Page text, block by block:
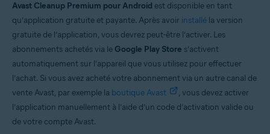
Windows, macOS et Android
Avast Cleanup Premium pour Android est disponible en tant
qu’application gratuite et payante. Après avoir installé la version
gratuite de l’application, vous devrez peut-être l’activer. Les
abonnements achetés via le Google Play Store s’activent
automatiquement sur l’appareil que vous utilisez pour effectuer
l’achat. Si vous avez acheté votre abonnement via un autre canal de
vente Avast, par exemple la boutique Avast
, vous devez activer
l’application manuellement à l’aide d’un code d’activation valide ou
de votre compte Avast.